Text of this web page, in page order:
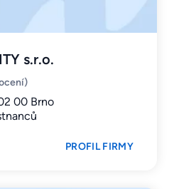
s.r.o.
00 Brno
PROFIL FIRMY